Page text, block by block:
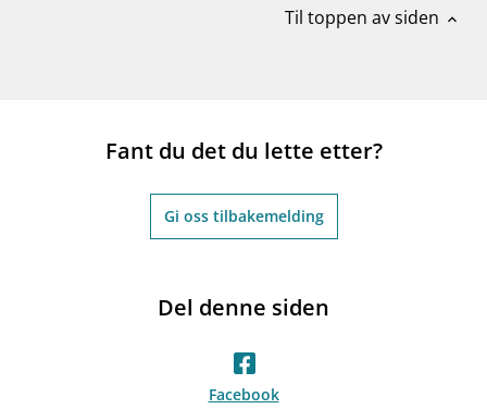
Til toppen av siden expand_less
Fant du det du lette etter?
Gi oss tilbakemelding
Del denne siden
Facebook